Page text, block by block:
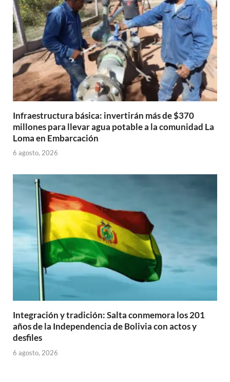
Infraestructura básica: invertirán más de $370
millones para llevar agua potable a la comunidad La
Loma en Embarcación
6 agosto, 2026
Integración y tradición: Salta conmemora los 201
años de la Independencia de Bolivia con actos y
desfiles
6 agosto, 2026